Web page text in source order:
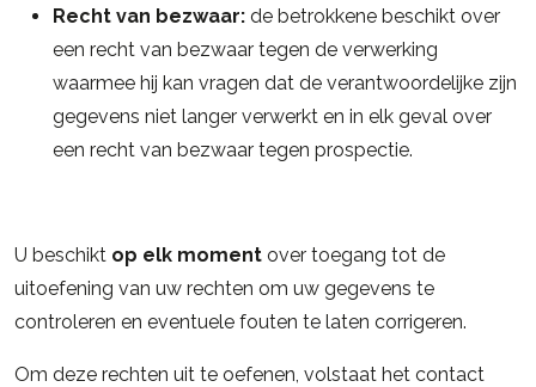
Recht van bezwaar: de betrokkene beschikt over
een recht van bezwaar tegen de verwerking
waarmee hij kan vragen dat de verantwoordelijke zijn
gegevens niet langer verwerkt en in elk geval over
een recht van bezwaar tegen prospectie.
U beschikt op elk moment over toegang tot de
uitoefening van uw rechten om uw gegevens te
controleren en eventuele fouten te laten corrigeren.
Om deze rechten uit te oefenen, volstaat het contact